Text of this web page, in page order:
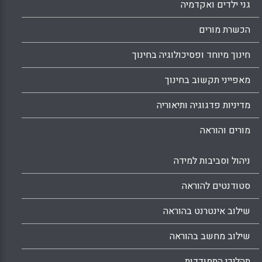
גני ילדים ואקדמיה
הכשרת מורים
חינוך מיוחד ופסיכולוגיה בחינוך
מאפייני תקשוב בחינוך
מדיניות פדגוגיה ותיאוריה
מורים והוראה
ניהול וסביבות למידה
סטודנטים להוראה
שילוב אינטרנט בהוראה
שילוב מחשב בהוראה